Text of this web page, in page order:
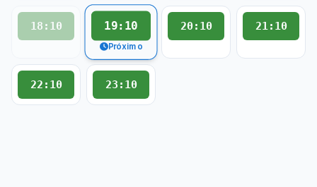
18:10 19:10
Próximo
20:10 21:10
22:10 23:10